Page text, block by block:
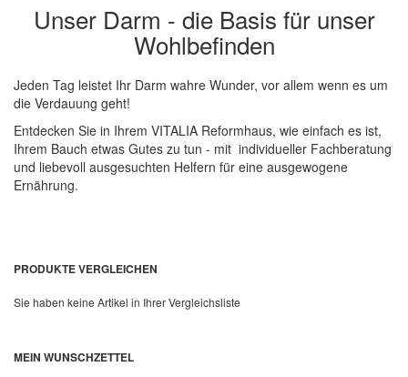
Quickview
Unser Darm - die Basis für unser
Wohlbefinden
Jeden Tag leistet Ihr Darm wahre Wunder, vor allem wenn es um
die Verdauung geht!
Entdecken Sie in Ihrem VITALIA Reformhaus, wie einfach es ist,
Ihrem Bauch etwas Gutes zu tun - mit individueller Fachberatung
und liebevoll ausgesuchten Helfern für eine ausgewogene
Ernährung.
PRODUKTE VERGLEICHEN
Sie haben keine Artikel in Ihrer Vergleichsliste
MEIN WUNSCHZETTEL